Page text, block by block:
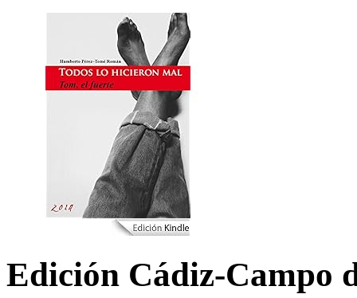
Edición Cádiz-Campo